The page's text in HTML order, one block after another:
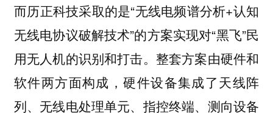
而历正科技采取的是“无线电频谱分析+认知
无线电协议破解技术”的方案实现对“黑飞”民
用无人机的识别和打击。整套方案由硬件和
软件两方面构成，硬件设备集成了天线阵
列、无线电处理单元、指控终端、测向设备